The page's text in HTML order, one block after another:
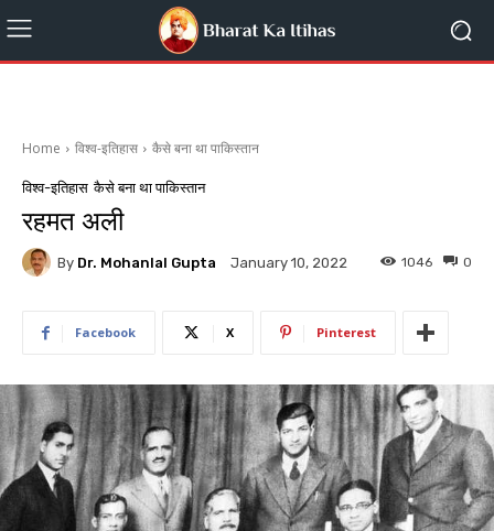
Home विश्व-इतिहास कैसे बना था पाकिस्तान
विश्व-इतिहास कैसे बना था पाकिस्तान
रहमत अली
By Dr. Mohanlal Gupta January 10, 2022 0
1046
Facebook X Pinterest